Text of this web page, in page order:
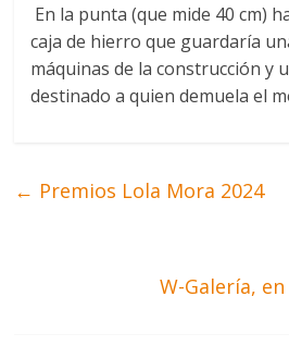
En la punta (que mide 40 cm)
caja de hierro que guardaría
máquinas de la construcción y
destinado a quien demuela el
← Premios Lola Mora 2024
W-Galería,